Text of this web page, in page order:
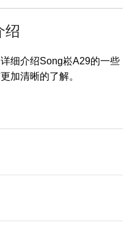
绍
细介绍Song崧A29的一些
加清晰的了解。